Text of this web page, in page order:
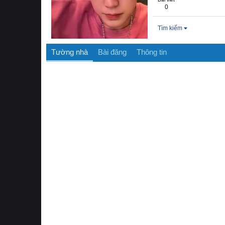
0
Tìm kiếm
Tường nhà Bài đăng Thông tin